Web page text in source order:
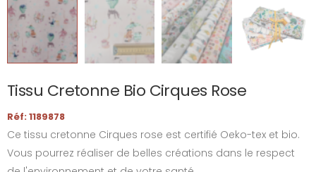
Tissu Cretonne Bio Cirques Rose
Réf: 1189878
Ce tissu cretonne Cirques rose est certifié Oeko-tex et bio.
Vous pourrez réaliser de belles créations dans le respect